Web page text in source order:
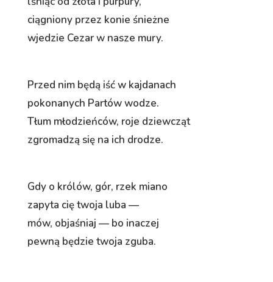
ciągniony przez konie śnieżne
wjedzie Cezar w nasze mury.
Przed nim będą iść w kajdanach
pokonanych Partów wodze.
Tłum młodzieńców, roje dziewcząt
zgromadzą się na ich drodze.
Gdy o królów, gór, rzek miano
zapyta cię twoja luba —
mów, objaśniaj — bo inaczej
pewną będzie twoja zguba.